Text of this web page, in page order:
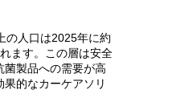
の人口は2025年に約
ます。この層は安全
製品への需要が高
的なカーケアソリ